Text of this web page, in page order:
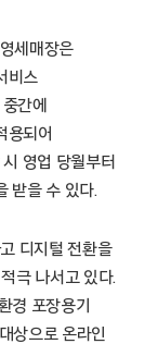
세매장은
비스
간에
용되어
영업 당월부터
받을 수 있다.
디지털 전환을
극 나서고 있다.
경 포장용기
상으로 온라인